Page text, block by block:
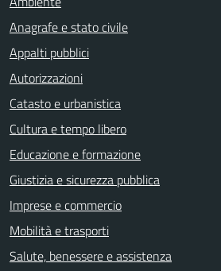
Anagrafe e stato civile
Appalti pubblici
Autorizzazioni
Catasto e urbanistica
Cultura e tempo libero
Educazione e formazione
Giustizia e sicurezza pubblica
Imprese e commercio
Mobilità e trasporti
Salute, benessere e assistenza